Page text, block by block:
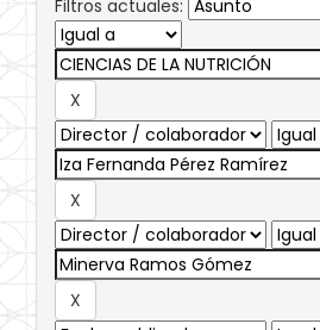
Filtros actuales: